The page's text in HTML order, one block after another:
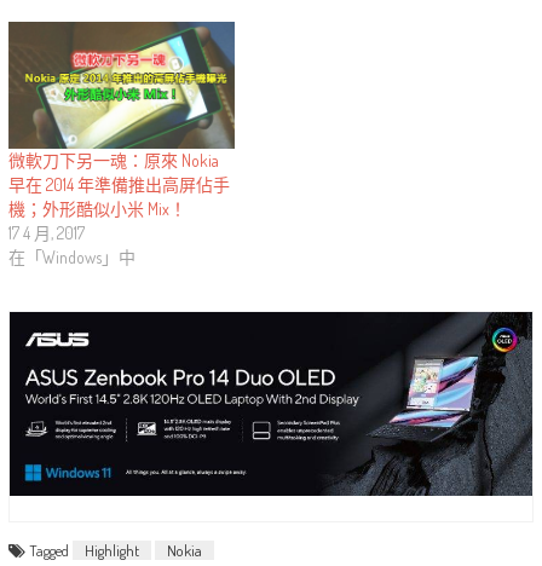
微軟刀下另一魂：原來 Nokia
早在 2014 年準備推出高屏佔手
機；外形酷似小米 Mix！
17 4 月, 2017
在「Windows」中
Tagged Highlight Nokia